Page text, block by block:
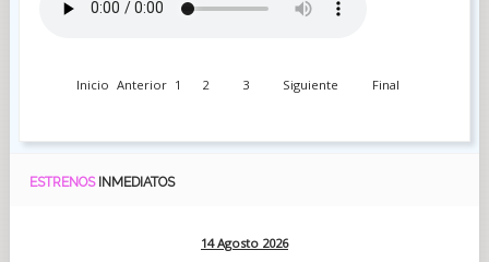
Inicio Anterior 1 2 3 Siguiente Final
ESTRENOS INMEDIATOS
14 Agosto 2026